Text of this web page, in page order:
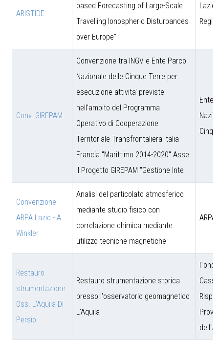
ARISTIDE
based Forecasting of Large-Scale
Travelling Ionospheric Disturbances
over Europe”
Lazio
Conv. GIREPAM
Convenzione tra INGV e Ente Parco
Nazionale delle Cinque Terre per
esecuzione attivita' previste
nell'ambito del Programma
Operativo di Cooperazione
Territoriale Transfrontaliera Italia-
Francia "Marittimo 2014-2020" Asse
II Progetto GIREPAM "Gestione Inte
Ente
Convenzione
ARPA Lazio - A.
Winkler
Analisi del particolato atmosferico
mediante studio fisico con
correlazione chimica mediante
utilizzo tecniche magnetiche
ARPA
Restauro
strumentazione
Oss. L'Aquila-Di
Persio
Restauro strumentazione storica
presso l'osservatorio geomagnetico
L'Aquila